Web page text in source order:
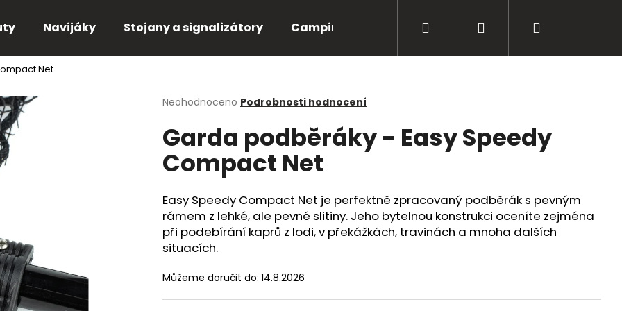
Navijáky Stojany a signalizátory Camping Bižuterie Péče o úlovky
Přihlášení
Net
Průměrné
produktu
je
0,0
z
hvězdiček.
Neohodnoceno Podrobnosti hodnocení
Garda podběráky - Easy Speedy
Compact Net
Easy Speedy Compact Net je perfektně zpracovaný podběrák s pevným
rámem z lehké, ale pevné slitiny. Jeho bytelnou konstrukci oceníte zejména
při podebírání kaprů z lodi, v překážkách, travinách a mnoha dalších
situacích.
Můžeme doručit do: 14.8.2026
Co potřebujete najít?
HLEDAT